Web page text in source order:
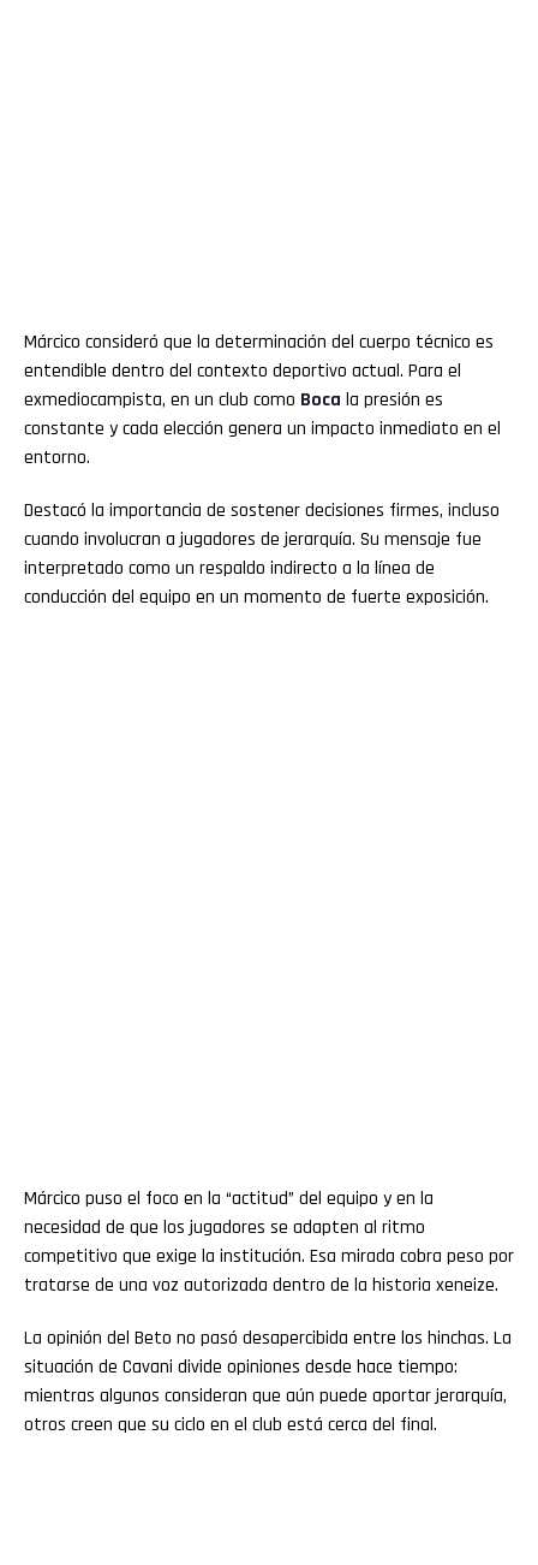
Márcico consideró que la determinación del cuerpo técnico es
entendible dentro del contexto deportivo actual. Para el
exmediocampista, en un club como Boca la presión es
constante y cada elección genera un impacto inmediato en el
entorno.
Destacó la importancia de sostener decisiones firmes, incluso
cuando involucran a jugadores de jerarquía. Su mensaje fue
interpretado como un respaldo indirecto a la línea de
conducción del equipo en un momento de fuerte exposición.
Márcico puso el foco en la “actitud” del equipo y en la
necesidad de que los jugadores se adapten al ritmo
competitivo que exige la institución. Esa mirada cobra peso por
tratarse de una voz autorizada dentro de la historia xeneize.
La opinión del Beto no pasó desapercibida entre los hinchas. La
situación de Cavani divide opiniones desde hace tiempo:
mientras algunos consideran que aún puede aportar jerarquía,
otros creen que su ciclo en el club está cerca del final.